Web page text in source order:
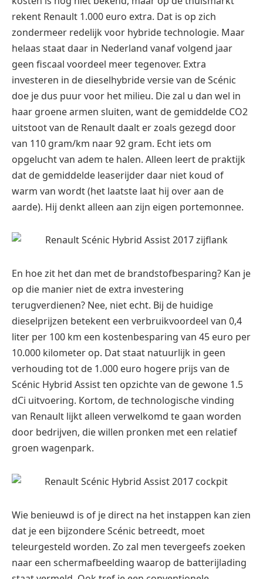
rekent Renault 1.000 euro extra. Dat is op zich
zondermeer redelijk voor hybride technologie. Maar
helaas staat daar in Nederland vanaf volgend jaar
geen fiscaal voordeel meer tegenover. Extra
investeren in de dieselhybride versie van de Scénic
doe je dus puur voor het milieu. Die zal u dan wel in
haar groene armen sluiten, want de gemiddelde CO2
uitstoot van de Renault daalt er zoals gezegd door
van 110 gram/km naar 92 gram. Echt iets om
opgelucht van adem te halen. Alleen leert de praktijk
dat de gemiddelde leaserijder daar niet koud of
warm van wordt (het laatste laat hij over aan de
aarde). Hij denkt alleen aan zijn eigen portemonnee.
En hoe zit het dan met de brandstofbesparing? Kan je
op die manier niet de extra investering
terugverdienen? Nee, niet echt. Bij de huidige
dieselprijzen betekent een verbruikvoordeel van 0,4
liter per 100 km een kostenbesparing van 45 euro per
10.000 kilometer op. Dat staat natuurlijk in geen
verhouding tot de 1.000 euro hogere prijs van de
Scénic Hybrid Assist ten opzichte van de gewone 1.5
dCi uitvoering. Kortom, de technologische vinding
van Renault lijkt alleen verwelkomd te gaan worden
door bedrijven, die willen pronken met een relatief
groen wagenpark.
Wie benieuwd is of je direct na het instappen kan zien
dat je een bijzondere Scénic betreedt, moet
teleurgesteld worden. Zo zal men tevergeefs zoeken
naar een schermafbeelding waarop de batterijlading